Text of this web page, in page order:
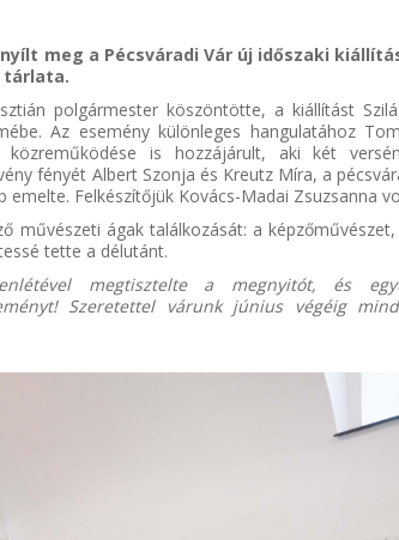
meg a Pécsváradi Vár új időszaki
tárlata.
polgármester köszöntötte, a kiállítást
Az esemény különleges hangulatához
is hozzájárult, aki két
fényét Albert Szonja és Kreutz Míra, a
Felkészítőjük Kovács-Madai Zsuzsanna
művészeti ágak találkozását: a
tette a délutánt.
megtisztelte a megnyitót, és
Szeretettel várunk június végéig